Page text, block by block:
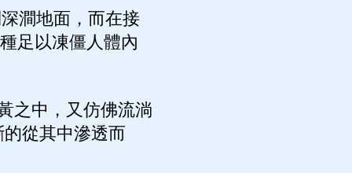
澗地面，而在接
足以凍僵人體內
之中，又仿佛流淌
從其中滲透而